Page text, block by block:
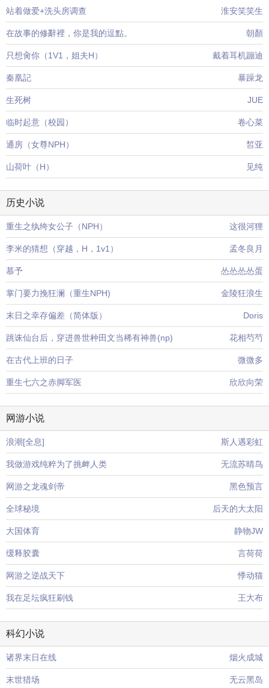
站着做爱+洗头房调查 淮安笑笑生
在故事的修辭裡，你是我的逗點。 朝顏
只想肏你（1V1，姐夫H） 戴着耳机蹦迪
秦凰記 暴躁龙
生死树 JUE
临时起意（校园） 卷心菜
通房（女尊NPH） 皙亚
山荷叶（H） 见纯
历史小说
重生之纨绔女公子（NPH） 这很河狸
李米的猜想（穿越，H，1v1） 孟冬良月
慕予 怂怂怂怂蛋
掌门要力挽狂澜（重生NPH) 金陵狂浪生
末日之幸存偏差（简体版） Doris
跳诛仙台后，穿进兽世种田文当稀有神兽(np) 花相芍芍
在古代上班的日子 微微多
重生七六之赤脚军医 欣欣向荣
网游小说
浪潮[全息] 斯人遇彩虹
我做游戏纯粹为了挑衅人类 无流苏晴鸟
网游之龙魂剑帝 黑色预言
全球秘境 后天的大太阳
大国体育 静物JW
缓释胶囊 言荷荷
网游之逆战天下 悸动猫
我在足坛疯狂刷钱 王大布
科幻小说
诸界末日在线 烟火成城
末世猎场 无云黑岛